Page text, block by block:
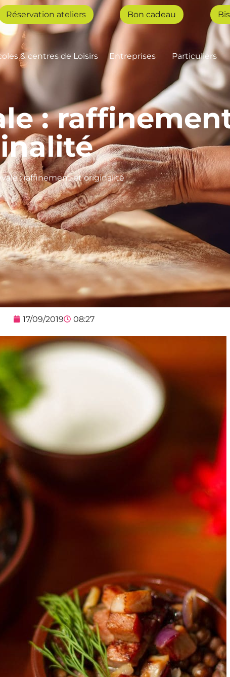
Réservation ateliers Bon cadeau
& centres de Loisirs Entreprises Particuliers
:
: raffinement et originalité
17/09/2019 08:27